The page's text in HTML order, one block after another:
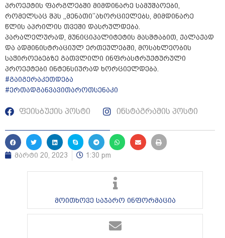
პროექტის ფარგლებში მიმდინარე სამუშაოები,
რომელსაც შპს ,,მენათი’’ახორციელებს, მიმდინარე
წლის აპრილის თვეში დასრულდება.
პარალელურად, მუნიციპალიტეტის მასშტაბით, ქალაქად
და ადმინისტრაციულ ერთეულებში, მოსახლეობის
საჭიროებებზე გათვლილი ინფრასტრუქტურული
პროექტები ინტენსიურად ხორციელდება.
#გაიგერაკეთდება
#ერთადგანვავითაროთსენაკი
ფეისბუქის პოსტი ინსტაგრამის პოსტი
მარტი 20, 2023 1:30 pm
მოითხოვე საჯარო ინფორმაცია